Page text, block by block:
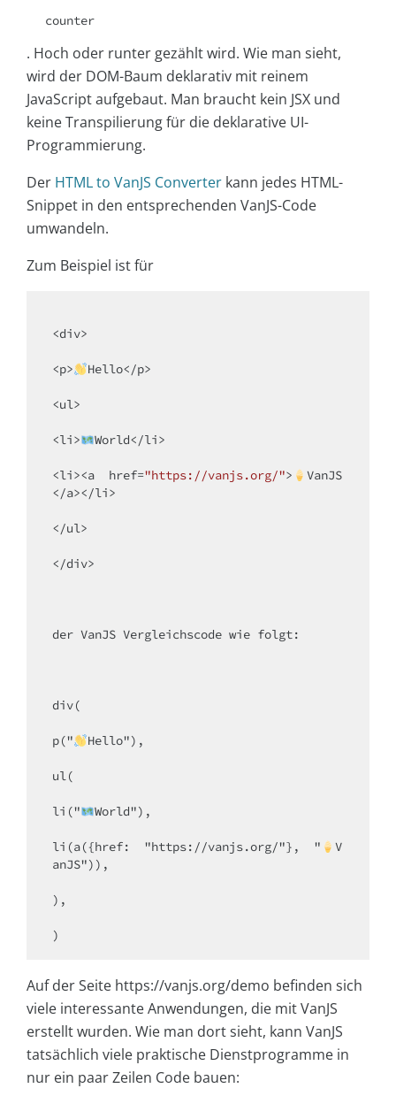
counter
. Hoch oder runter gezählt wird. Wie man sieht,
wird der DOM-Baum deklarativ mit reinem
JavaScript aufgebaut. Man braucht kein JSX und
keine Transpilierung für die deklarative UI-
Programmierung.
Der HTML to VanJS Converter kann jedes HTML-
Snippet in den entsprechenden VanJS-Code
umwandeln.
Zum Beispiel ist für
<div>
<p> Hello</p>
<ul>
<li> World</li>
<li><a href="https://vanjs.org/">
VanJS
</a></li>
</ul>
</div>
der VanJS Vergleichscode wie folgt:
div(
p(" Hello"),
ul(
li(" World"),
li(a({href:  "https://vanjs.org/"},  "
V
anJS")),
),
Auf der Seite https://vanjs.org/demo befinden sich
viele interessante Anwendungen, die mit VanJS
erstellt wurden. Wie man dort sieht, kann VanJS
tatsächlich viele praktische Dienstprogramme in
nur ein paar Zeilen Code bauen: